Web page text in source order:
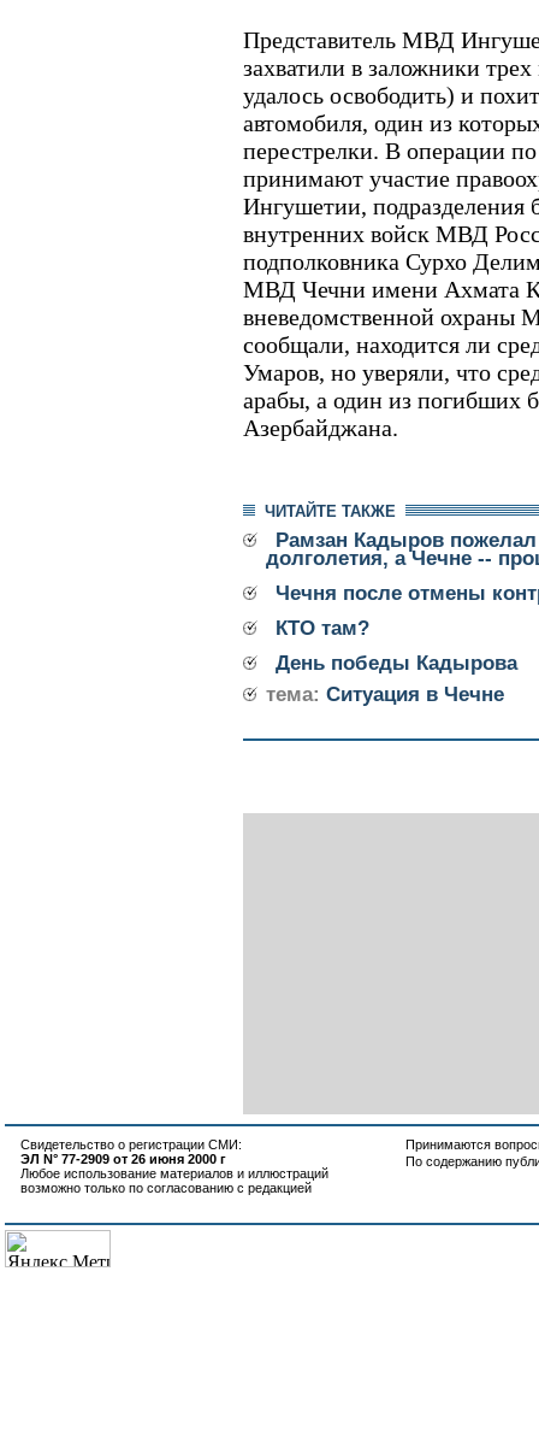
Представитель МВД
захватили в заложники
удалось освободить) и
автомобиля, один из
перестрелки. В операции
принимают участие
Ингушетии, подразделения
внутренних войск МВД
подполковника Сурхо
МВД Чечни имени Ахмата
вневедомственной охраны
сообщали, находится ли
Умаров, но уверяли, что
арабы, а один из погибших
Азербайджана.
ЧИТАЙТЕ ТАКЖЕ
Рамзан Кадыров пожелал
долголетия, а Чечне --
Чечня после отмены
КТО там?
День победы Кадырова
тема: Ситуация в Чечне
Свидетельство о регистрации СМИ:
ЭЛ N° 77-2909 от 26 июня 2000 г
Любое использование материалов и иллюстраций
возможно только по согласованию с редакцией
Принимаются
По содержанию